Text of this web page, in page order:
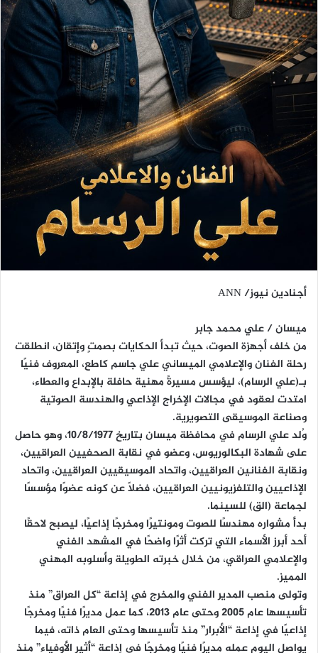
أجنادين نيوز/ ANN
ميسان / علي محمد جابر
من خلف أجهزة الصوت، حيث تبدأ الحكايات بصمتٍ وإتقان، انطلقت
رحلة الفنان والإعلامي الميساني علي جاسم كاطع، المعروف فنيًا
بـ(علي الرسام)، ليؤسس مسيرةً مهنية حافلة بالإبداع والعطاء،
امتدت لعقود في مجالات الإخراج الإذاعي والهندسة الصوتية
وصناعة الموسيقى التصويرية.
وُلد علي الرسام في محافظة ميسان بتاريخ 10/8/1977، وهو حاصل
على شهادة البكالوريوس، وعضو في نقابة الصحفيين العراقيين،
ونقابة الفنانين العراقيين، واتحاد الموسيقيين العراقيين، واتحاد
الإذاعيين والتلفزيونيين العراقيين، فضلًا عن كونه عضوًا مؤسسًا
لجماعة (الق) للسينما.
بدأ مشواره مهندسًا للصوت ومونتيرًا ومخرجًا إذاعيًا، ليصبح لاحقًا
أحد أبرز الأسماء التي تركت أثرًا واضحًا في المشهد الفني
والإعلامي العراقي، من خلال خبرته الطويلة وأسلوبه المهني
المميز.
وتولى منصب المدير الفني والمخرج في إذاعة “كل العراق” منذ
تأسيسها عام 2005 وحتى عام 2013، كما عمل مديرًا فنيًا ومخرجًا
إذاعيًا في إذاعة “الأبرار” منذ تأسيسها وحتى العام ذاته، فيما
يواصل اليوم عمله مديرًا فنيًا ومخرجًا في إذاعة “أثير الأوفياء” منذ